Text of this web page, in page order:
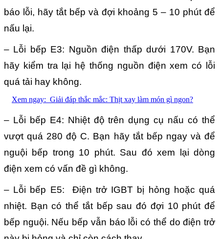
báo lỗi, hãy tắt bếp và đợi khoảng 5 – 10 phút để
nấu lại.
– Lỗi bếp E3: Nguồn điện thấp dưới 170V. Bạn
hãy kiểm tra lại hệ thống nguồn điện xem có lỗi
quá tải hay không.
Xem ngay: Giải đáp thắc mắc: Thịt xay làm món gì ngon?
– Lỗi bếp E4: Nhiệt độ trên dụng cụ nấu có thể
vượt quá 280 độ C. Bạn hãy tắt bếp ngay và để
nguội bếp trong 10 phút. Sau đó xem lại dòng
điện xem có vấn đề gì không.
– Lỗi bếp E5: Điện trở IGBT bị hỏng hoặc quá
nhiệt. Bạn có thể tắt bếp sau đó đợi 10 phút để
bếp nguội. Nếu bếp vẫn báo lỗi có thể do điện trở